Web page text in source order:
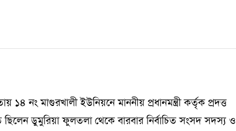
নং মাগুরখালী ইউনিয়নে মাননীয় প্রধানমন্ত্রী কর্তৃক প্রদত্ত
ছিলেন ডুমুরিয়া ফুলতলা থেকে বারবার নির্বাচিত সংসদ সদস্য ও